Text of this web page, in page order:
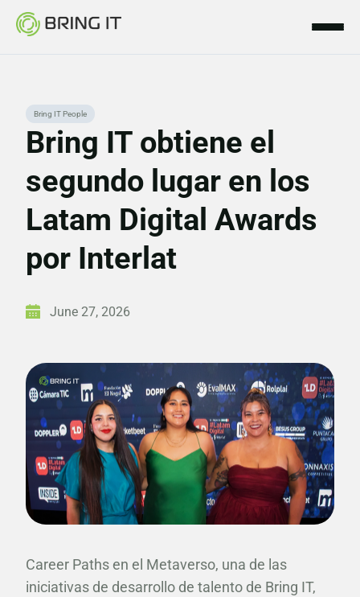
content
Bring IT People
Bring IT obtiene el
segundo lugar en los
Latam Digital Awards
por Interlat
June 27, 2026
Career Paths en el Metaverso, una de las
iniciativas de desarrollo de talento de Bring IT,